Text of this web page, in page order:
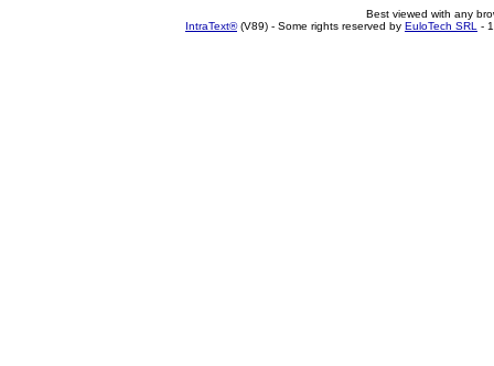
Best viewed with any
IntraText®(V89) - Some rights reserved by EuloTech SRL -